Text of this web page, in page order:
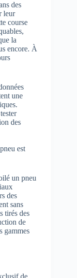
des
leur
course
la
encore. À
une
des
est
un pneu
des
sans
tirés des
de
gammes